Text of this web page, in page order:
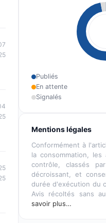
Publiés
En attente
Signalés
Mentions légales
Conformément à
la consommation,
contrôle, classés
décroissant, et
durée d'exécution du
Avis récoltés sans
savoir plus…